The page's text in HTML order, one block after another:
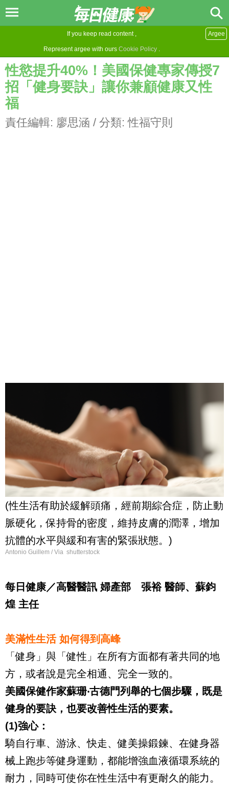
If you keep read content ,
Represent argee with ours Cookie Policy .
Argee
性慾提升40%！美國保健專家傳授7
招「健身要訣」讓你兼顧健康又性
福
責任編輯: 廖思涵 / 分類: 性福守則
(性生活有助於緩解頭痛，經前期綜合症，防止動
脈硬化，保持骨的密度，維持皮膚的潤澤，增加
抗體的水平與緩和有害的緊張狀態。)
Antonio Guillem / Via shutterstock
每日健康／高醫醫訊 婦產部 張裕 醫師、蘇鈞
煌 主任
美滿性生活 如何得到高峰
「健身」與「健性」在所有方面都有著共同的地
方，或者說是完全相通、完全一致的。
美國保健作家蘇珊‧古德門列舉的七個步驟，既是
健身的要訣，也要改善性生活的要素。
(1)強心：
騎自行車、游泳、快走、健美操鍛鍊、在健身器
械上跑步等健身運動，都能增強血液循環系統的
耐力，同時可使你在性生活中有更耐久的能力。